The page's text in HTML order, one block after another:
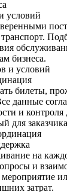
условий
бизнеса.
билеты,
данные
и контроля
для
на
и
затрат.